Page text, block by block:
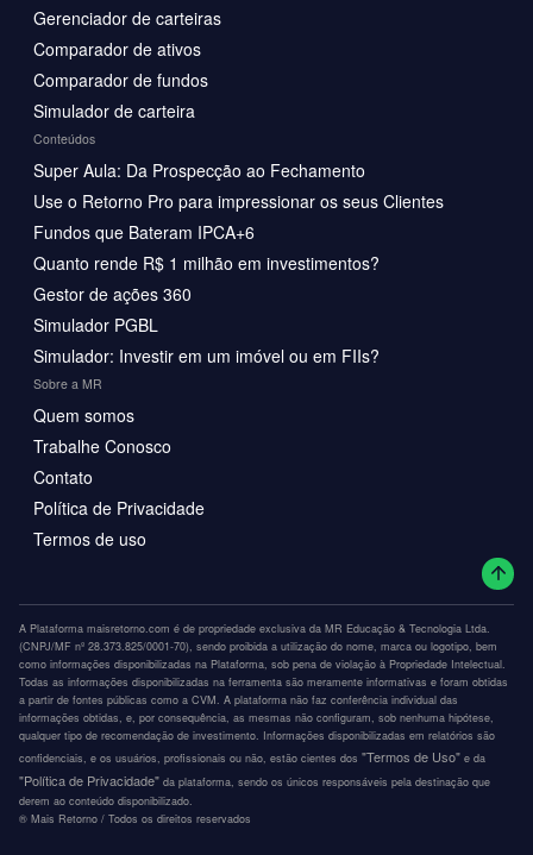
Gerenciador de carteiras
Comparador de ativos
Comparador de fundos
Simulador de carteira
Conteúdos
Super Aula: Da Prospecção ao Fechamento
Use o Retorno Pro para impressionar os seus Clientes
Fundos que Bateram IPCA+6
Quanto rende R$ 1 milhão em investimentos?
Gestor de ações 360
Simulador PGBL
Simulador: Investir em um imóvel ou em FIIs?
Sobre a MR
Quem somos
Trabalhe Conosco
Contato
Política de Privacidade
Termos de uso
A Plataforma maisretorno.com é de propriedade exclusiva da MR Educação & Tecnologia Ltda.
(CNPJ/MF nº 28.373.825/0001-70), sendo proibida a utilização do nome, marca ou logotipo, bem
como informações disponibilizadas na Plataforma, sob pena de violação à Propriedade Intelectual.
Todas as informações disponibilizadas na ferramenta são meramente informativas e foram obtidas
a partir de fontes públicas como a CVM. A plataforma não faz conferência individual das
informações obtidas, e, por consequência, as mesmas não configuram, sob nenhuma hipótese,
qualquer tipo de recomendação de investimento. Informações disponibilizadas em relatórios são
confidenciais, e os usuários, profissionais ou não, estão cientes dos "Termos de Uso" e da
"Política de Privacidade" da plataforma, sendo os únicos responsáveis pela destinação que
derem ao conteúdo disponibilizado.
®️ Mais Retorno / Todos os direitos reservados